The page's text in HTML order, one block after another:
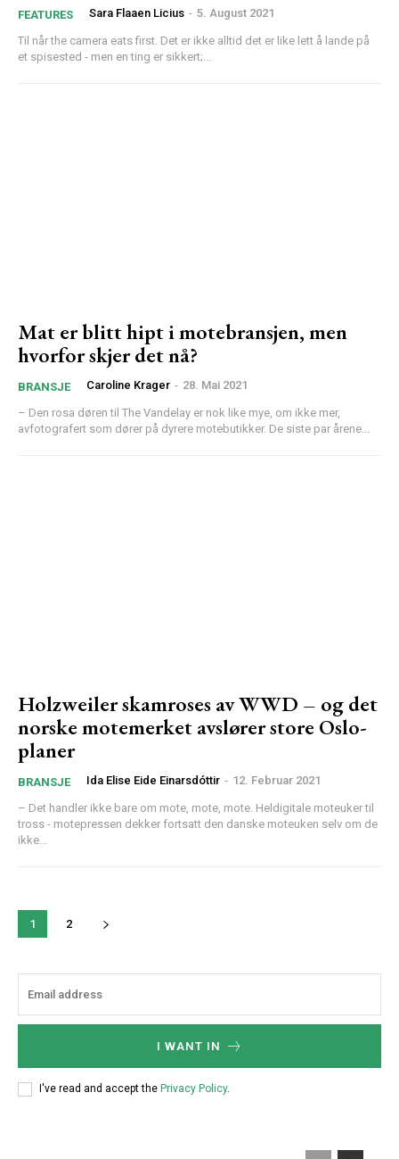
FEATURES Sara Flaaen Licius - 5. August 2021
Til når the camera eats first. Det er ikke alltid det er like lett å lande på
et spisested - men en ting er sikkert;...
Mat er blitt hipt i motebransjen, men
hvorfor skjer det nå?
BRANSJE Caroline Krager - 28. Mai 2021
– Den rosa døren til The Vandelay er nok like mye, om ikke mer,
avfotografert som dører på dyrere motebutikker. De siste par årene...
Holzweiler skamroses av WWD – og det
norske motemerket avslører store Oslo-
planer
BRANSJE Ida Elise Eide Einarsdóttir - 12. Februar 2021
– Det handler ikke bare om mote, mote, mote. Heldigitale moteuker til
tross - motepressen dekker fortsatt den danske moteuken selv om de
ikke...
1 2
I WANT IN
I've read and accept the Privacy Policy.